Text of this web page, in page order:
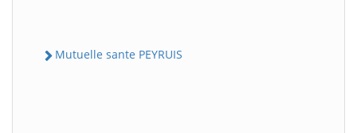
Mutuelle sante PEYRUIS